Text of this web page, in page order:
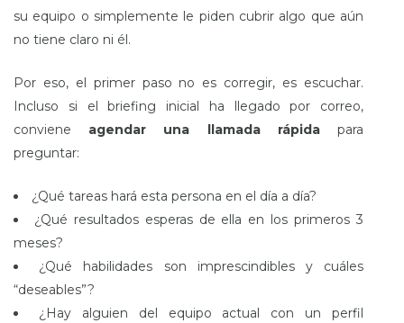
su equipo o simplemente le piden cubrir algo que aún
no tiene claro ni él.
Por eso, el primer paso no es corregir, es escuchar.
Incluso si el briefing inicial ha llegado por correo,
conviene agendar una llamada rápidapara
preguntar:
¿Qué tareas hará esta persona en el día a día?
¿Qué resultados esperas de ella en los primeros 3
meses?
¿Qué habilidades son imprescindibles y cuáles
“deseables”?
¿Hay alguien del equipo actual con un perfil